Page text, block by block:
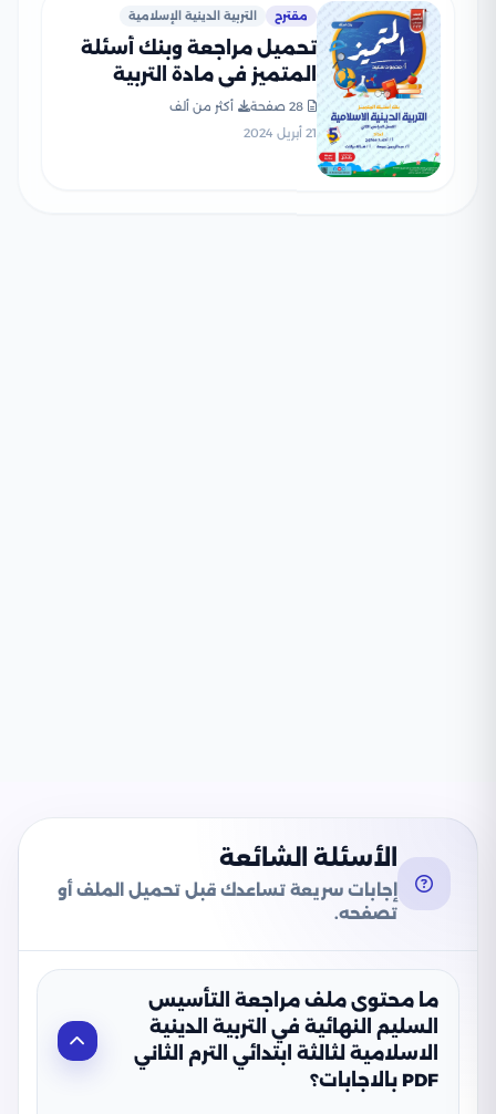
مقترح التربية الدينية الإسلامية
تحميل مراجعة وبنك أسئلة
المتميز في مادة التربية
الدينية الاسلامية للصف
الخامس الابتدائي الترم الثاني
28 صفحة
أكثر من ألف
21 أبريل 2024
الأسئلة الشائعة
إجابات سريعة تساعدك قبل تحميل الملف أو
تصفحه.
ما محتوى ملف مراجعة التأسيس
السليم النهائية في التربية الدينية
الاسلامية لثالثة ابتدائي الترم الثاني
PDF بالاجابات؟